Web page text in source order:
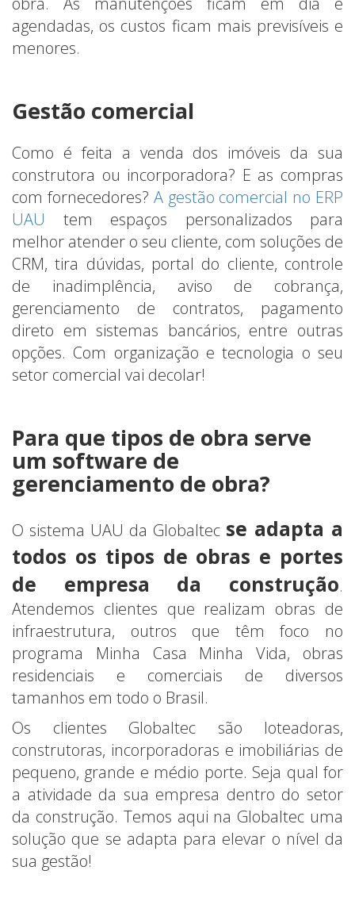
agendadas, os custos ficam mais previsíveis e
menores.
Gestão comercial
Como é feita a venda dos imóveis da sua
construtora ou incorporadora? E as compras
com fornecedores? A gestão comercial no ERP
UAU tem espaços personalizados para
melhor atender o seu cliente, com soluções de
CRM, tira dúvidas, portal do cliente, controle
de inadimplência, aviso de cobrança,
gerenciamento de contratos, pagamento
direto em sistemas bancários, entre outras
opções. Com organização e tecnologia o seu
setor comercial vai decolar!
Para que tipos de obra serve
um software de
gerenciamento de obra?
O sistema UAU da Globaltec se adapta a
todos os tipos de obras e portes
de empresa da construção.
Atendemos clientes que realizam obras de
infraestrutura, outros que têm foco no
programa Minha Casa Minha Vida, obras
residenciais e comerciais de diversos
tamanhos em todo o Brasil.
Os clientes Globaltec são loteadoras,
construtoras, incorporadoras e imobiliárias de
pequeno, grande e médio porte. Seja qual for
a atividade da sua empresa dentro do setor
da construção. Temos aqui na Globaltec uma
solução que se adapta para elevar o nível da
sua gestão!